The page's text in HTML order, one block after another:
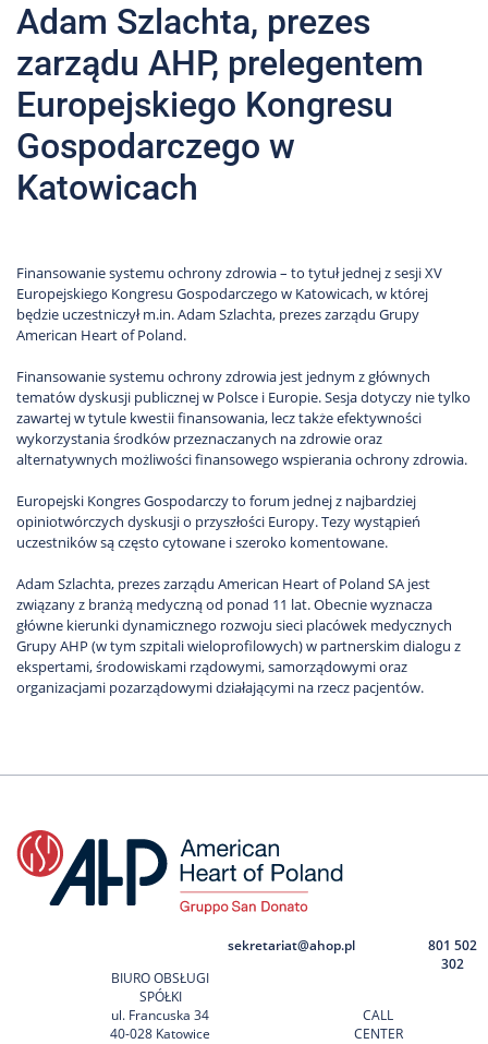
Adam Szlachta, prezes
zarządu AHP, prelegentem
Europejskiego Kongresu
Gospodarczego w
Katowicach
Finansowanie systemu ochrony zdrowia – to tytuł jednej z sesji XV
Europejskiego Kongresu Gospodarczego w Katowicach, w której
będzie uczestniczył m.in. Adam Szlachta, prezes zarządu Grupy
American Heart of Poland.
Finansowanie systemu ochrony zdrowia jest jednym z głównych
tematów dyskusji publicznej w Polsce i Europie. Sesja dotyczy nie tylko
zawartej w tytule kwestii finansowania, lecz także efektywności
wykorzystania środków przeznaczanych na zdrowie oraz
alternatywnych możliwości finansowego wspierania ochrony zdrowia.
Europejski Kongres Gospodarczy to forum jednej z najbardziej
opiniotwórczych dyskusji o przyszłości Europy. Tezy wystąpień
uczestników są często cytowane i szeroko komentowane.
Adam Szlachta, prezes zarządu American Heart of Poland SA jest
związany z branżą medyczną od ponad 11 lat. Obecnie wyznacza
główne kierunki dynamicznego rozwoju sieci placówek medycznych
Grupy AHP (w tym szpitali wieloprofilowych) w partnerskim dialogu z
ekspertami, środowiskami rządowymi, samorządowymi oraz
organizacjami pozarządowymi działającymi na rzecz pacjentów.
BIURO OBSŁUGI
SPÓŁKI
ul. Francuska 34
40-028 Katowice
sekretariat@ahop.pl
CALL
CENTER
801 502
302